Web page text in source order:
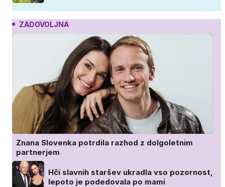
ZADOVOLJNA
Znana Slovenka potrdila razhod z dolgoletnim
partnerjem
Hči slavnih staršev ukradla vso pozornost,
lepoto je podedovala po mami